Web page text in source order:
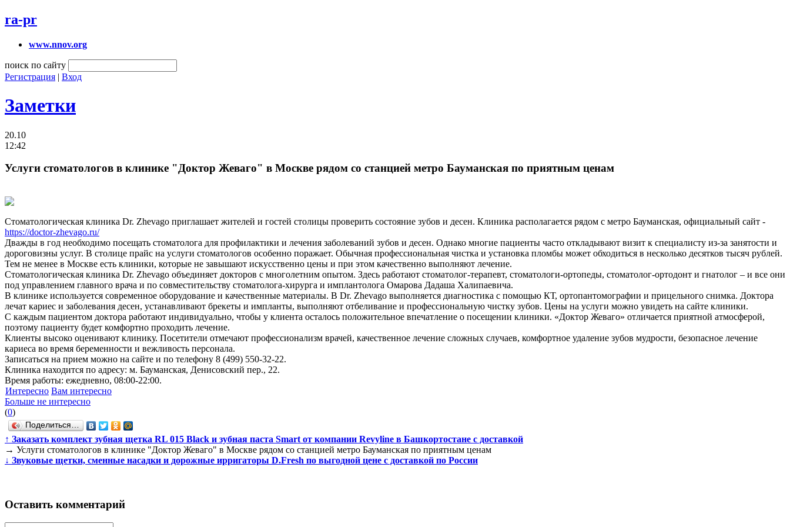
ra-pr
www.nnov.org
поиск по сайту
Регистрация | Вход
Заметки
20.10
12:42
Услуги стоматологов в клинике "Доктор Жеваго" в Москве рядом со станцией метро Бауманская по приятным ценам
Стоматологическая клиника Dr. Zhevago приглашает жителей и гостей столицы проверить состояние зубов и десен. Клиника располагается рядом с метро Бауманская, официальный сайт -
https://doctor-zhevago.ru/
Дважды в год необходимо посещать стоматолога для профилактики и лечения заболеваний зубов и десен. Однако многие пациенты часто откладывают визит к специалисту из-за занятости и
дороговизны услуг. В столице прайс на услуги стоматологов особенно поражает. Обычная профессиональная чистка и установка пломбы может обходиться в несколько десятков тысяч рублей.
Тем не менее в Москве есть клиники, которые не завышают искусственно цены и при этом качественно выполняют лечение.
Стоматологическая клиника Dr. Zhevago объединяет докторов с многолетним опытом. Здесь работают стоматолог-терапевт, стоматологи-ортопеды, стоматолог-ортодонт и гнатолог – и все они
под управлением главного врача и по совместительству стоматолога-хирурга и имплантолога Омарова Дадаша Халипаевича.
В клинике используется современное оборудование и качественные материалы. В Dr. Zhevago выполняется диагностика с помощью КТ, ортопантомографии и прицельного снимка. Доктора
лечат кариес и заболевания десен, устанавливают брекеты и импланты, выполняют отбеливание и профессиональную чистку зубов. Цены на услуги можно увидеть на сайте клиники.
С каждым пациентом доктора работают индивидуально, чтобы у клиента осталось положительное впечатление о посещении клиники. «Доктор Жеваго» отличается приятной атмосферой,
поэтому пациенту будет комфортно проходить лечение.
Клиенты высоко оценивают клинику. Посетители отмечают профессионализм врачей, качественное лечение сложных случаев, комфортное удаление зубов мудрости, безопасное лечение
кариеса во время беременности и вежливость персонала.
Записаться на прием можно на сайте и по телефону 8 (499) 550-32-22.
Клиника находится по адресу: м. Бауманская, Денисовский пер., 22.
Время работы: ежедневно, 08:00-22:00.
Интересно Вам интересно
Больше не интересно
(0)
Поделиться…
↑ Заказать комплект зубная щетка RL 015 Black и зубная паста Smart от компании Revyline в Башкортостане с доставкой
→ Услуги стоматологов в клинике "Доктор Жеваго" в Москве рядом со станцией метро Бауманская по приятным ценам
↓ Звуковые щетки, сменные насадки и дорожные ирригаторы D.Fresh по выгодной цене с доставкой по России
Оставить комментарий